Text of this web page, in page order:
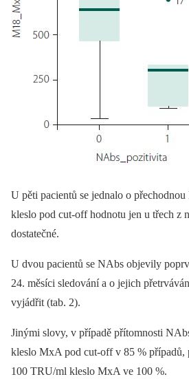
U pěti pacientů se jednalo o
kleslo pod cut-off hodnotu jen u třech z
dostatečné.
U dvou pacientů se NAbs objevily
24. měsíci sledování a o jejich
vyjádřit (tab. 2).
Jinými slovy, v případě přítomnosti
kleslo MxA pod cut-off v 85 %
100 TRU/ml kleslo MxA ve 100 %.